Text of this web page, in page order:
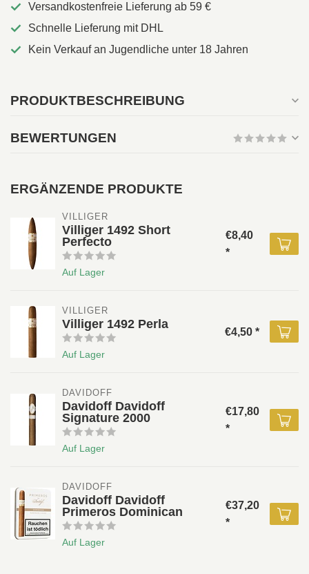
Versandkostenfreie Lieferung ab 59 €
Schnelle Lieferung mit DHL
Kein Verkauf an Jugendliche unter 18 Jahren
PRODUKTBESCHREIBUNG
BEWERTUNGEN
ERGÄNZENDE PRODUKTE
VILLIGER
Villiger 1492 Short
Perfecto
Auf Lager
€8,40
*
VILLIGER
Villiger 1492 Perla
Auf Lager
€4,50 *
DAVIDOFF
Davidoff Davidoff
Signature 2000
Auf Lager
€17,80
*
DAVIDOFF
Davidoff Davidoff
Primeros Dominican
Auf Lager
€37,20
*